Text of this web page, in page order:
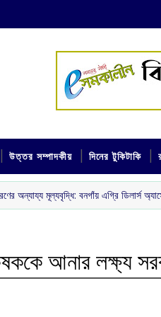
উত্তর সম্পাদকীয় দিনের টুকিটাকি
এগ্রি ডিলার্স অ্যাসোসিয়েশনের বিক্ষোভ
আনার লক্ষ্য